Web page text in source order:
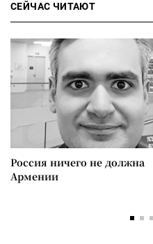
СЕЙЧАС ЧИТАЮТ
Россия ничего не должна
Армении